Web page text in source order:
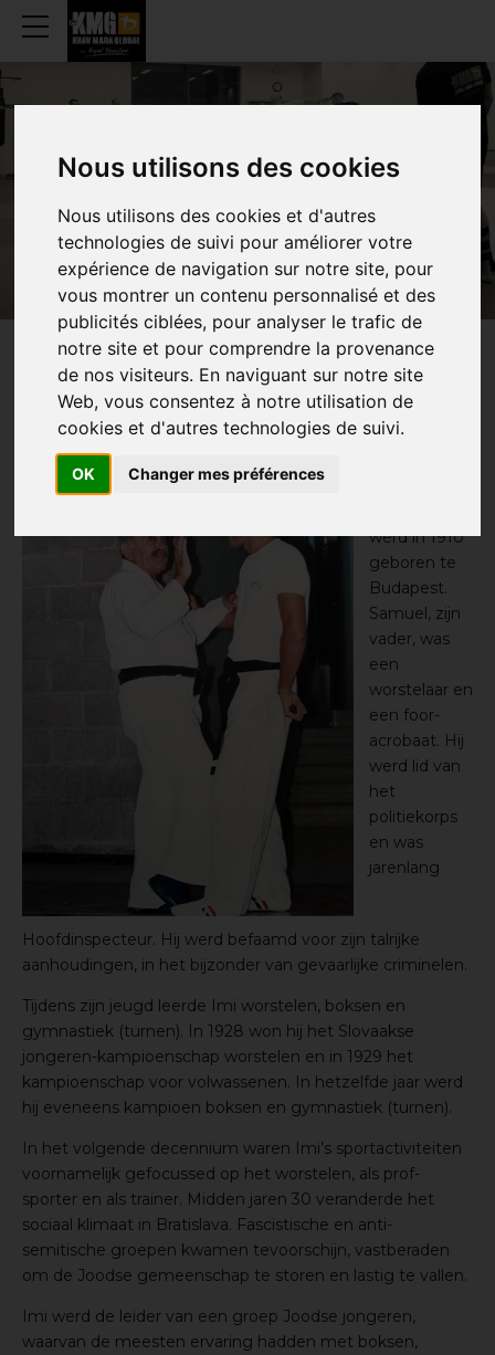
Nous utilisons des cookies
Nous utilisons des cookies et d'autres
technologies de suivi pour améliorer votre
expérience de navigation sur notre site, pour
vous montrer un contenu personnalisé et des
publicités ciblées, pour analyser le trafic de
notre site et pour comprendre la provenance
de nos visiteurs. En naviguant sur notre site
Web, vous consentez à notre utilisation de
cookies et d'autres technologies de suivi.
OK Changer mes préférences
IMI LICHTENFELD
OPRICHTER EN BEDENKER VAN
KRAV MAGA
werd in 1910
geboren te
Budapest.
Samuel, zijn
vader, was
een
worstelaar en
een foor-
acrobaat. Hij
werd lid van
het
politiekorps
en was
jarenlang
Hoofdinspecteur. Hij werd befaamd voor zijn talrijke
aanhoudingen, in het bijzonder van gevaarlijke criminelen.
Tijdens zijn jeugd leerde Imi worstelen, boksen en
gymnastiek (turnen). In 1928 won hij het Slovaakse
jongeren-kampioenschap worstelen en in 1929 het
kampioenschap voor volwassenen. In hetzelfde jaar werd
hij eveneens kampioen boksen en gymnastiek (turnen).
In het volgende decennium waren Imi’s sportactiviteiten
voornamelijk gefocussed op het worstelen, als prof-
sporter en als trainer. Midden jaren 30 veranderde het
sociaal klimaat in Bratislava. Fascistische en anti-
semitische groepen kwamen tevoorschijn, vastberaden
om de Joodse gemeenschap te storen en lastig te vallen.
Imi werd de leider van een groep Joodse jongeren,
waarvan de meesten ervaring hadden met boksen,